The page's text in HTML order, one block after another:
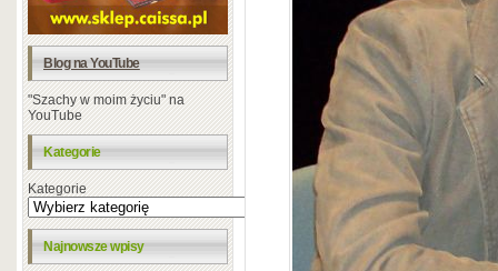
Blog na YouTube
"Szachy w moim życiu" na
YouTube
Kategorie
Kategorie
Najnowsze wpisy